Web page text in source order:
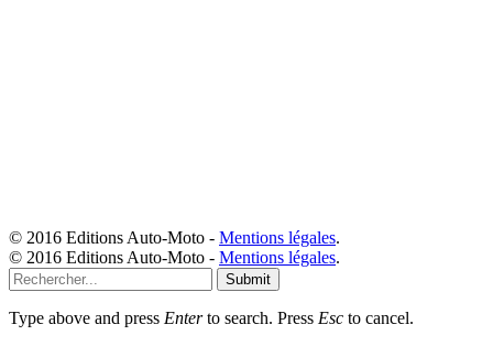
© 2016 Editions Auto-Moto - Mentions légales.
© 2016 Editions Auto-Moto - Mentions légales.
Submit
Type above and press Enterto search. Press Esc to cancel.